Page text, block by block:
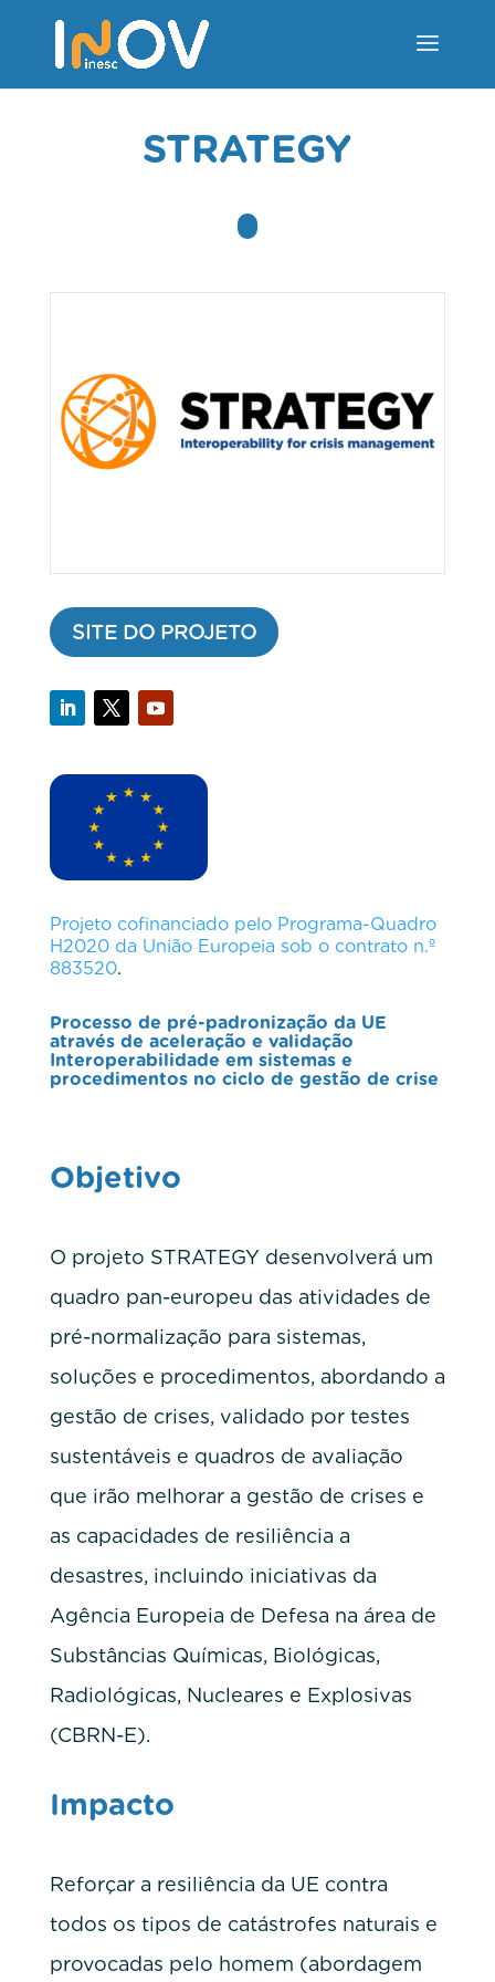
STRATEGY
SITE DO PROJETO
Projeto cofinanciado pelo Programa-Quadro
H2020 da União Europeia sob o contrato n.º
883520.
Processo de pré-padronização da UE
através de aceleração e validação
Interoperabilidade em sistemas e
procedimentos no ciclo de gestão de crise
Objetivo
O projeto STRATEGY desenvolverá um
quadro pan-europeu das atividades de
pré-normalização para sistemas,
soluções e procedimentos, abordando a
gestão de crises, validado por testes
sustentáveis ​​e quadros de avaliação
que irão melhorar a gestão de crises e
as capacidades de resiliência a
desastres, incluindo iniciativas da
Agência Europeia de Defesa na área de
Substâncias Químicas, Biológicas,
Radiológicas, Nucleares e Explosivas
(CBRN-E).
Impacto
Reforçar a resiliência da UE contra
todos os tipos de catástrofes naturais e
provocadas pelo homem (abordagem